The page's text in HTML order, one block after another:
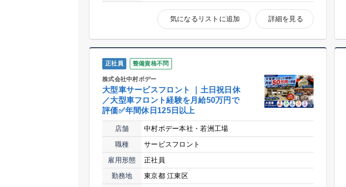
詳細を見る
気になるリストに追加
正社員 整備資格不問
株式会社中村ボデー
大型車サービスフロント ｜土日祝日休
／大型車フロント経験を月給50万円で
評価✅年間休日125日以上
店舗
中村ボデー本社・若洲工場
職種
サービスフロント
雇用形態
正社員
勤務地
東京都 江東区